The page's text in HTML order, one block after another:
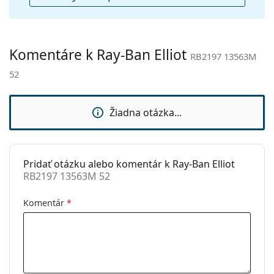
handrička:
Ostatné
Kategória:
Slnečné okuliare
Móda
Kód:
RB2197 13563M 52
Dostupné s
dioptrickými
šošovkami:
Nie
Komentáre k Ray-Ban Elliot RB2197 13563M
52
Žiadna otázka...
Pridať otázku alebo komentár k Ray-Ban Elliot
RB2197 13563M 52
Komentár *